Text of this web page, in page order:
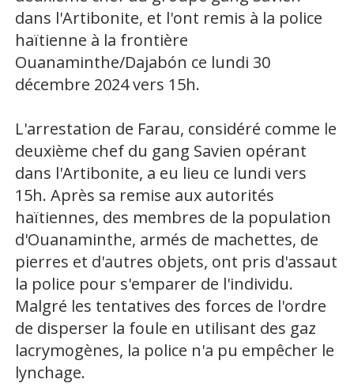
dans l'Artibonite, et l'ont remis à la police
haïtienne à la frontière
Ouanaminthe/Dajabón ce lundi 30
décembre 2024 vers 15h.
L'arrestation de Farau, considéré comme le
deuxième chef du gang Savien opérant
dans l'Artibonite, a eu lieu ce lundi vers
15h. Après sa remise aux autorités
haïtiennes, des membres de la population
d'Ouanaminthe, armés de machettes, de
pierres et d'autres objets, ont pris d'assaut
la police pour s'emparer de l'individu.
Malgré les tentatives des forces de l'ordre
de disperser la foule en utilisant des gaz
lacrymogènes, la police n'a pu empêcher le
lynchage.